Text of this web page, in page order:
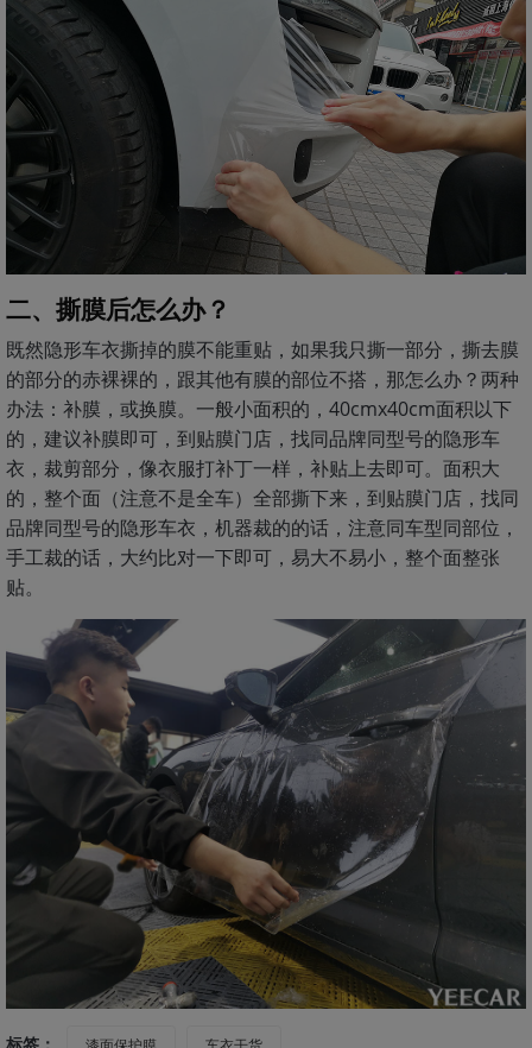
二、撕膜后怎么办？
既然隐形车衣撕掉的膜不能重贴，如果我只撕一部分，撕去膜
的部分的赤裸裸的，跟其他有膜的部位不搭，那怎么办？两种
办法：补膜，或换膜。一般小面积的，40cmx40cm面积以下
的，建议补膜即可，到贴膜门店，找同品牌同型号的隐形车
衣，裁剪部分，像衣服打补丁一样，补贴上去即可。面积大
的，整个面（注意不是全车）全部撕下来，到贴膜门店，找同
品牌同型号的隐形车衣，机器裁的的话，注意同车型同部位，
手工裁的话，大约比对一下即可，易大不易小，整个面整张
贴。